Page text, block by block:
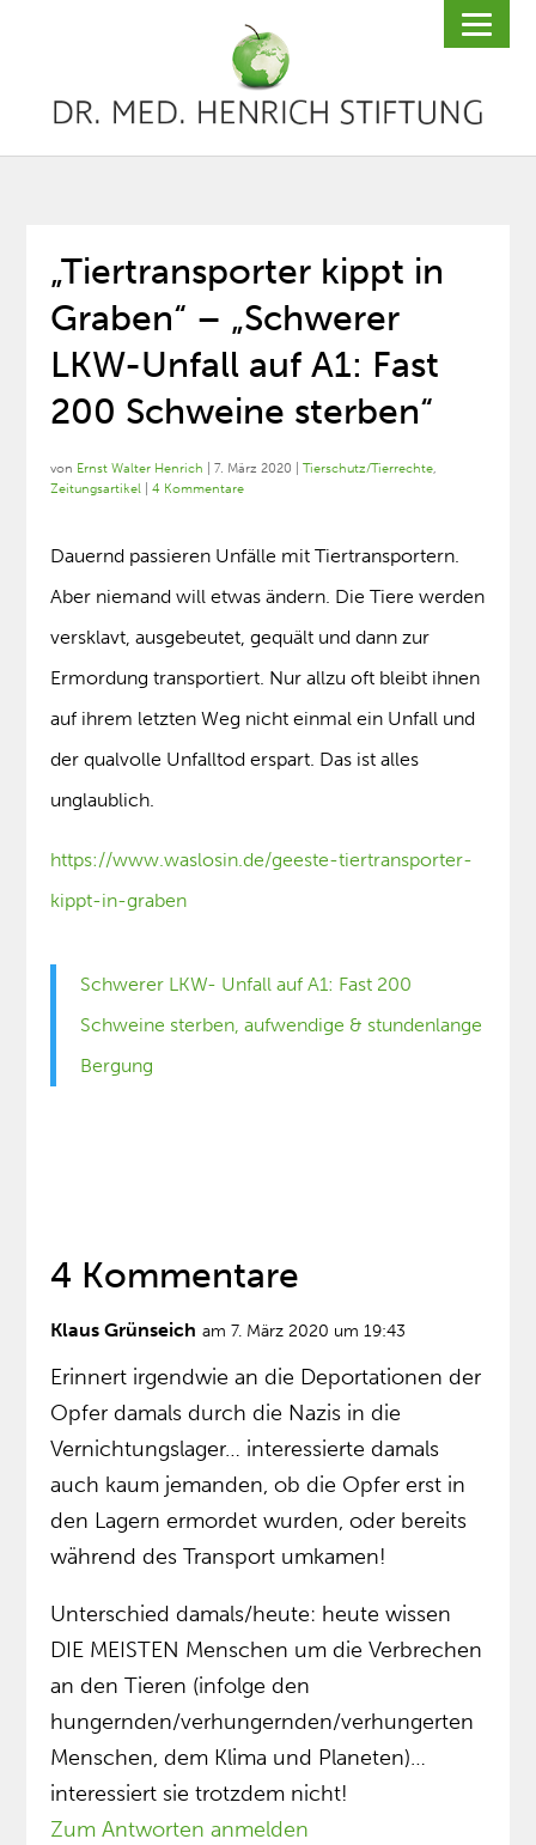
„Tiertransporter kippt in
Graben“ – „Schwerer
LKW-Unfall auf A1: Fast
200 Schweine sterben“
von Ernst Walter Henrich |7. März 2020 |Tierschutz/Tierrechte,
Zeitungsartikel |4 Kommentare
Dauernd passieren Unfälle mit Tiertransportern.
Aber niemand will etwas ändern. Die Tiere werden
versklavt, ausgebeutet, gequält und dann zur
Ermordung transportiert. Nur allzu oft bleibt ihnen
auf ihrem letzten Weg nicht einmal ein Unfall und
der qualvolle Unfalltod erspart. Das ist alles
unglaublich.
https://www.waslosin.de/geeste-tiertransporter-
kippt-in-graben
Schwerer LKW- Unfall auf A1: Fast 200
Schweine sterben, aufwendige & stundenlange
Bergung
4 Kommentare
Klaus Grünseich am 7. März 2020 um 19:43
Erinnert irgendwie an die Deportationen der
Opfer damals durch die Nazis in die
Vernichtungslager… interessierte damals
auch kaum jemanden, ob die Opfer erst in
den Lagern ermordet wurden, oder bereits
während des Transport umkamen!
Unterschied damals/heute: heute wissen
DIE MEISTEN Menschen um die Verbrechen
an den Tieren (infolge den
hungernden/verhungernden/verhungerten
Menschen, dem Klima und Planeten)…
interessiert sie trotzdem nicht!
Zum Antworten anmelden